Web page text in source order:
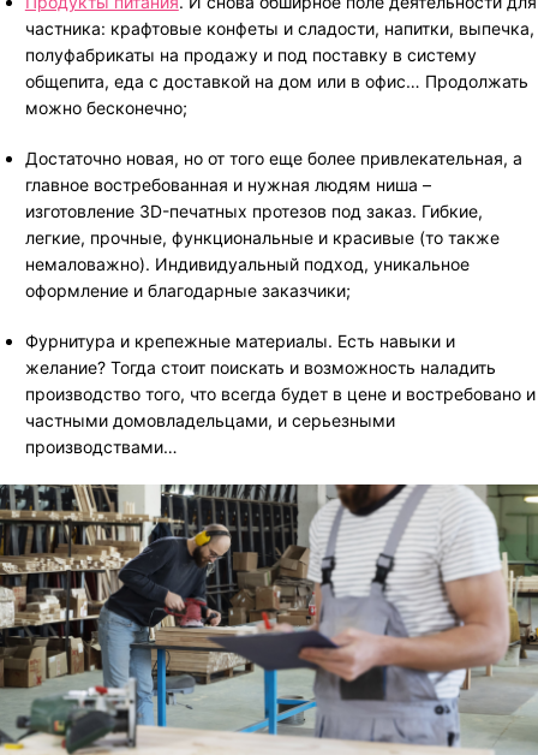
частника: крафтовые конфеты и сладости, напитки, выпечка,
полуфабрикаты на продажу и под поставку в систему
общепита, еда с доставкой на дом или в офис… Продолжать
можно бесконечно;
Достаточно новая, но от того еще более привлекательная, а
главное востребованная и нужная людям ниша –
изготовление 3D-печатных протезов под заказ. Гибкие,
легкие, прочные, функциональные и красивые (то также
немаловажно). Индивидуальный подход, уникальное
оформление и благодарные заказчики;
Фурнитура и крепежные материалы. Есть навыки и
желание? Тогда стоит поискать и возможность наладить
производство того, что всегда будет в цене и востребовано и
частными домовладельцами, и серьезными
производствами…